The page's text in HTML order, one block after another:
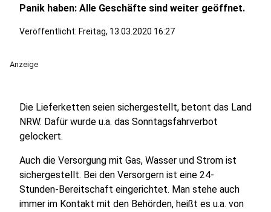
Panik haben: Alle Geschäfte sind weiter geöffnet.
Veröffentlicht: Freitag, 13.03.2020 16:27
Anzeige
Die Lieferketten seien sichergestellt, betont das Land
NRW. Dafür wurde u.a. das Sonntagsfahrverbot
gelockert.
Auch die Versorgung mit Gas, Wasser und Strom ist
sichergestellt. Bei den Versorgern ist eine 24-
Stunden-Bereitschaft eingerichtet. Man stehe auch
immer im Kontakt mit den Behörden, heißt es u.a. von